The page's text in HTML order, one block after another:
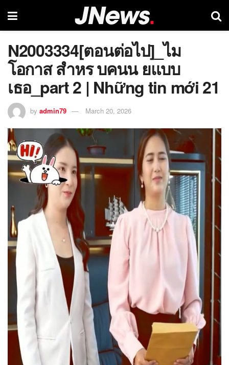
N2003334[ตอนต่อไป]_ไม
โอกาส สำหร บคนน ยแบบ
เธอ_part 2 | Những tin mới 21
by admin79 March 20, 2026